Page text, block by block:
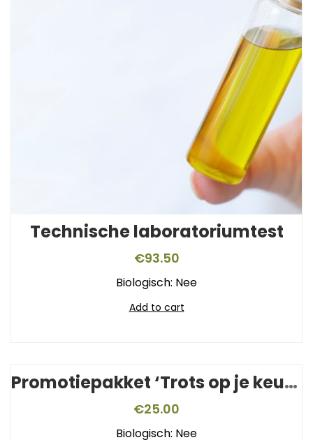
Technische laboratoriumtest
€93.50
Biologisch: Nee
Add to cart
Promotiepakket ‘Trots op je keurmerk’
€25.00
Biologisch: Nee